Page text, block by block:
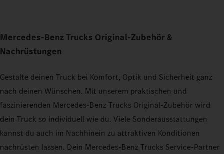
Mercedes‑Benz Trucks Original‑Zubehör &
Nachrüstungen
Gestalte deinen Truck bei Komfort, Optik und Sicherheit ganz
nach deinen Wünschen. Mit unserem praktischen und
faszinierenden Mercedes‑Benz Trucks Original‑Zubehör wird
dein Truck so individuell wie du. Viele Sonderausstattungen
kannst du auch im Nachhinein zu attraktiven Konditionen
nachrüsten lassen. Dein Mercedes‑Benz Trucks Service‑Partner